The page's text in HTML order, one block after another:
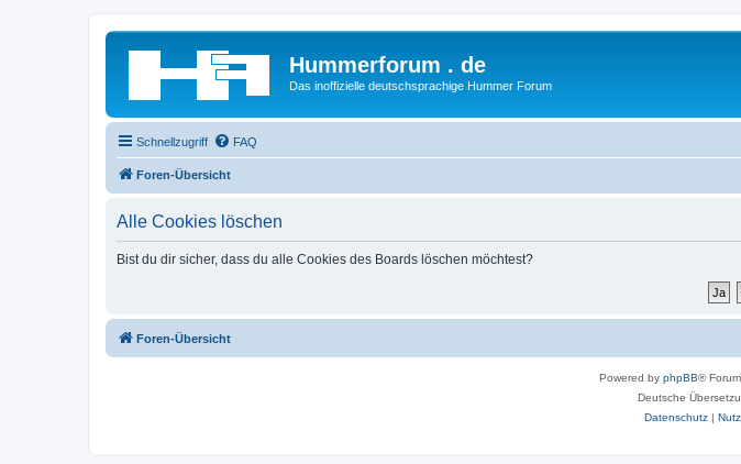
Hummerforum . de
Das inoffizielle deutschsprachige Hummer Forum
Schnellzugriff FAQ
Foren-Übersicht
Alle Cookies löschen
Bist du dir sicher, dass du alle Cookies des Boards löschen möchtest?
Foren-Übersicht
Powered by phpBB®
Deutsche
Datenschutz|